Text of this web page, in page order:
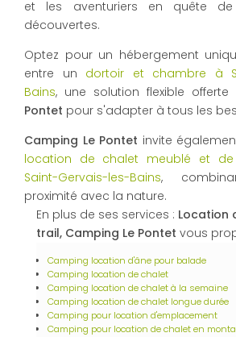
et les aventuriers en quête
découvertes.
Optez pour un hébergement
entre un dortoir et chambre à
Bains, une solution flexible offerte
Pontet pour s'adapter à tous les
Camping Le Pontet invite
location de chalet meublé et
Saint-Gervais-les-Bains,
proximité avec la nature.
En plus de ses services : Location
trail, Camping Le Pontet vous
Camping location d'âne pour balade
Camping location de chalet
Camping location de chalet à la semaine
Camping location de chalet longue durée
Camping pour location d'emplacement
Camping pour location de chalet en